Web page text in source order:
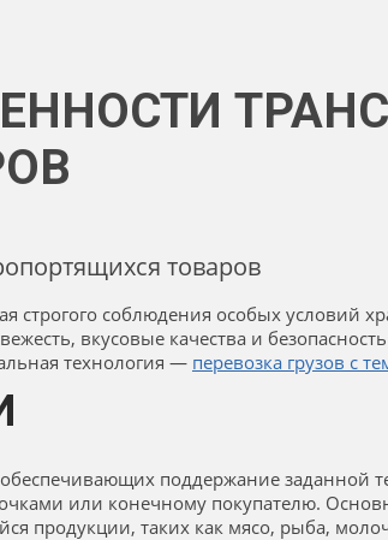
товаров
строгого соблюдения особых условий
вкусовые качества и
технология — перевозка грузов с
поддержание заданной
или конечному покупателю.
продукции, таких как мясо, рыба,